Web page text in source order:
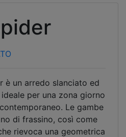
è un arredo slanciato ed
per una zona giorno
Le gambe
di frassino, così come
rievoca una geometrica